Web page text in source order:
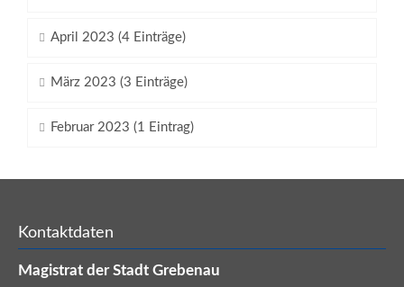
April 2023 (4 Einträge)
März 2023 (3 Einträge)
Februar 2023 (1 Eintrag)
Kontaktdaten
Magistrat der Stadt Grebenau